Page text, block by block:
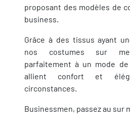
proposant des modèles de
business.
Grâce à des tissus ayant
nos costumes sur
parfaitement à un mode
allient confort et
circonstances.
Businessmen, passez au sur